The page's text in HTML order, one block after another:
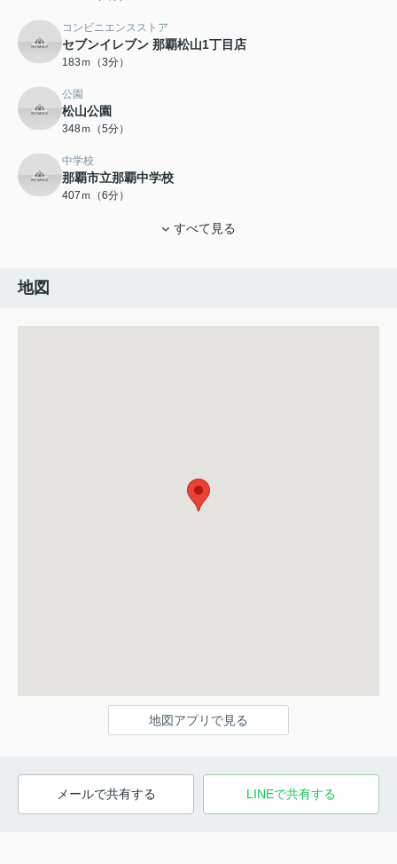
コンビニエンスストア
セブンイレブン 那覇松山1丁目店
183ｍ（3分）
公園
松山公園
348ｍ（5分）
中学校
那覇市立那覇中学校
407ｍ（6分）
すべて見る
地図
地図アプリで見る
メールで共有する LINEで共有する